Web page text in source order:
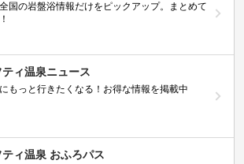
国の岩盤浴情報だけをピックアップ。まとめて
ティ温泉ニュース
もっと行きたくなる！お得な情報を掲載中
ティ温泉 おふろパス